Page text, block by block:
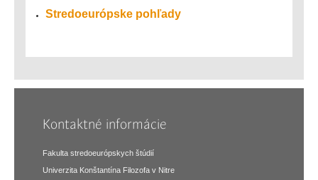
Stredoeurópske pohľady
Kontaktné informácie
Fakulta stredoeurópskych štúdií
Univerzita Konštantína Filozofa v Nitre